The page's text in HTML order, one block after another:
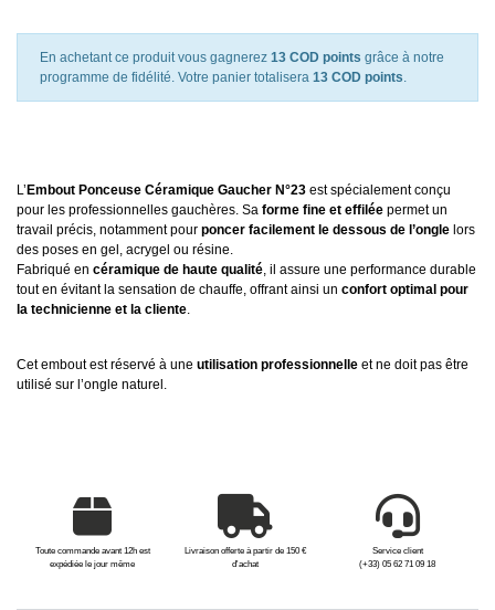
En achetant ce produit vous gagnerez 13 COD points grâce à notre
programme de fidélité. Votre panier totalisera 13 COD points.
L’ Embout Ponceuse Céramique Gaucher N°23 est spécialement conçu
pour les professionnelles gauchères. Sa forme fine et effilée permet un
travail précis, notamment pour poncer facilement le dessous de l’ongle lors
des poses en gel, acrygel ou résine.
Fabriqué en céramique de haute qualité, il assure une performance durable
tout en évitant la sensation de chauffe, offrant ainsi un confort optimal pour
la technicienne et la cliente.
Cet embout est réservé à une utilisation professionnelle et ne doit pas être
utilisé sur l’ongle naturel.
Toute commande avant 12h est
expédiée le jour même
Livraison offerte à partir de 150 €
d'achat
Service client
(+33) 05 62 71 09 18